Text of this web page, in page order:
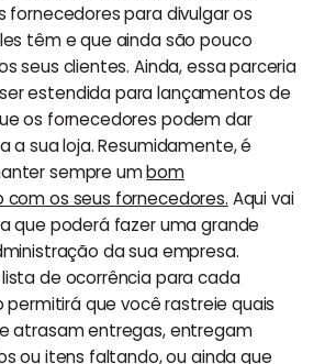
fornecedores para divulgar os
têm e que ainda são pouco
seus clientes. Ainda, essa parceria
estendida para lançamentos de
os fornecedores podem dar
a sua loja. Resumidamente, é
sempre umbom
os seus fornecedores. Aqui vai
que poderá fazer uma grande
da sua empresa.
de ocorrência para cada
permitirá que você rastreie quais
atrasam entregas, entregam
ou itens faltando, ou ainda que